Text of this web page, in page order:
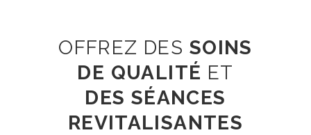
OFFREZ DES SOINS
DE QUALITÉ ET
DES SÉANCES
REVITALISANTES